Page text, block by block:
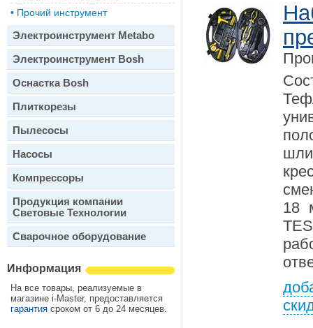
• Прочий инструмент
Электроинструмент Metabo
Электроинструмент Bosh
Оснастка Bosh
Плиткорезы
Пылесосы
Насосы
Компрессоры
Продукция компании
Световые Технологии
Сварочное оборудование
Информация
На все товары, реализуемые в
магазине i-Master, предоставляется
гарантия сроком от 6 до 24 месяцев.
18